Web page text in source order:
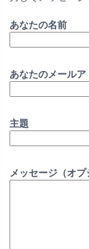
あなたの名前
あなたのメールア
主題
メッセージ（オプ